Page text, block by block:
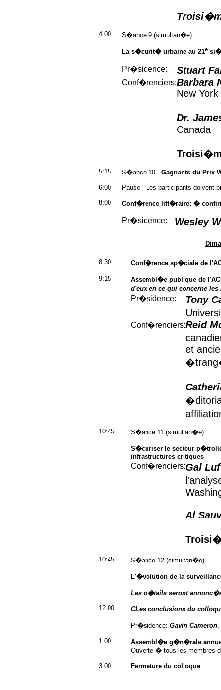
4:00 S�ance 9 (simultan�e)
La s�curit� urbaine au 21e
Pr�sidence: Stuart
Conf�renciers:Barbara
New York
Dr.
Canada
5:15 S�ance 10 - Gagnants du Prix
6:00
Pause - Les participants doivent
8:00
Conf�rence litt�raire: �
Pr�sidence: Wesley
8:30 Conf�rence sp�ciale de
9:15
Assembl�e publique de
d'eux en ce qui concerne
Pr�sidence:
Tony
Conf�renciers:Reid
et
10:45 S�ance 11 (simultan�e)
S�curiser le secteur
infrastructures critiques
Conf�renciers:Gal
Al
10:45 S�ance 12 (simultan�e)
L'�volution de la
Les d�tails seront
12:00 CLes conclusions du
Pr�sidence: Gavin Cameron,
1:00
Assembl�e g�n�rale
Ouverte � tous les membres
3:00 Fermeture du colloque